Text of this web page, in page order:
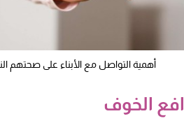
أهمية التواصل مع الأبناء على صحتهم
الخوف